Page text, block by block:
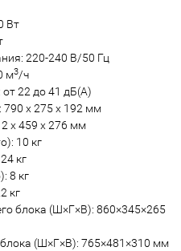
Вт
220-240 В/50 Гц
м3/ч
от 22 до 41 дБ(А)
790 х 275 х 192 мм
х 459 х 276 мм
10 кг
кг
8 кг
кг
блока (Ш×Г×В): 860×345×265
(Ш×Г×В): 765×481×310 мм